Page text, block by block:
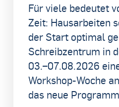
Für viele bedeutet
Zeit: Hausarbeiten
der Start optimal
Schreibzentrum in
03.–07.08.2026
Workshop-Woche
das neue